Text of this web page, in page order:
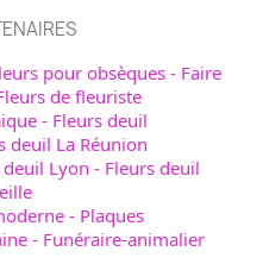
pour obsèques- Faire
de fleuriste
- Fleurs deuil
deuil La Réunion
deuil Lyon - Fleurs deuil
- Plaques
- Funéraire-animalier